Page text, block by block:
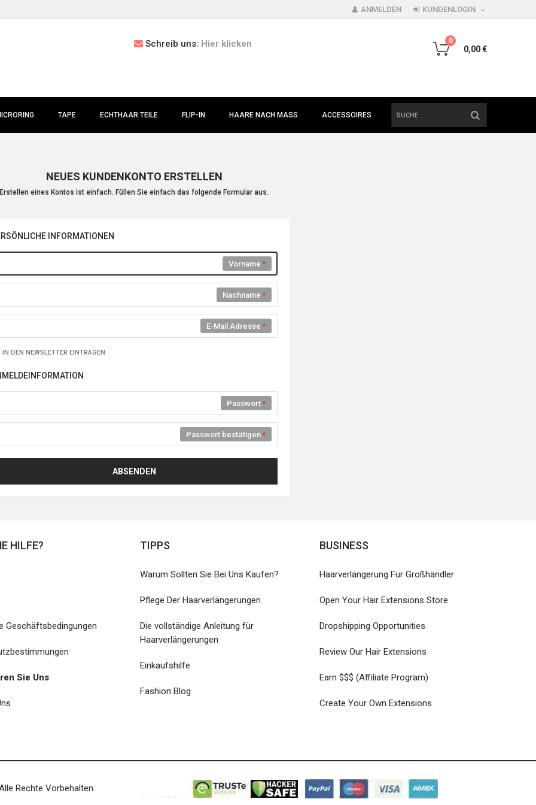
ANMELDEN KUNDENLOGIN
Schreib uns: Hier klicken 0
0,00 €
TAPE ECHTHAAR TEILE FLIP-IN HAARE NACH MASS ACCESSOIRES
NEUES KUNDENKONTO ERSTELLEN
Erstellen eines Kontos ist einfach. Füllen Sie einfach das folgende Formular aus.
INFORMATIONEN
Vorname
Nachname
E-Mail Adresse
IN DEN NEWSLETTER EINTRAGEN
Passwort
Passwort bestätigen
ABSENDEN
HILFE?
Geschäftsbedingungen
Sie Uns
TIPPS
Warum Sollten Sie Bei Uns Kaufen?
Pflege Der Haarverlängerungen
Die vollständige Anleitung für
Haarverlängerungen
Einkaufshilfe
Fashion Blog
BUSINESS
Haarverlängerung Für Großhändler
Open Your Hair Extensions Store
Dropshipping Opportunities
Review Our Hair Extensions
Earn $$$ (Affiliate Program)
Create Your Own Extensions
Rechte Vorbehalten.